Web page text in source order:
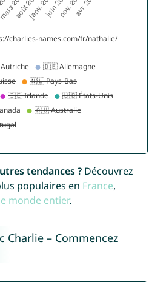
tendances ?Découvrez
populaires en France,
monde entier.
Charlie – Commencez